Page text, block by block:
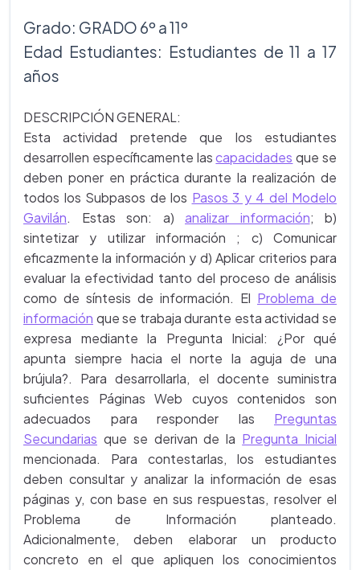
Grado: GRADO 6º a 11º
Edad Estudiantes: Estudiantes de 11 a 17
años
DESCRIPCIÓN GENERAL:
Esta actividad pretende que los estudiantes
desarrollen específicamente lascapacidades que se
deben poner en práctica durante la realización de
todos los Subpasos de los Pasos 3 y 4 del Modelo
Gavilán. Estas son: a) analizar información; b)
sintetizar y utilizar información ; c) Comunicar
eficazmente la información y d) Aplicar criterios para
evaluar la efectividad tanto del proceso de análisis
como de síntesis de información. El Problema de
información que se trabaja durante esta actividad se
expresa mediante la Pregunta Inicial: ¿Por qué
apunta siempre hacia el norte la aguja de una
brújula?. Para desarrollarla, el docente suministra
suficientes Páginas Web cuyos contenidos son
adecuados para responder las Preguntas
Secundarias que se derivan de la Pregunta Inicial
mencionada. Para contestarlas, los estudiantes
deben consultar y analizar la información de esas
páginas y, con base en sus respuestas, resolver el
Problema de Información planteado.
Adicionalmente, deben elaborar un producto
concreto en el que apliquen los conocimientos